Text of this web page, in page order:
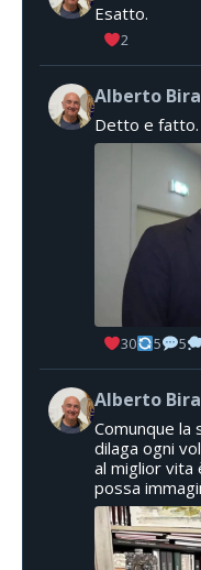
Esatto.
2
Alberto
Detto e fatto.
30 5 5
Alberto
Comunque la
dilaga ogni
al miglior vita
possa